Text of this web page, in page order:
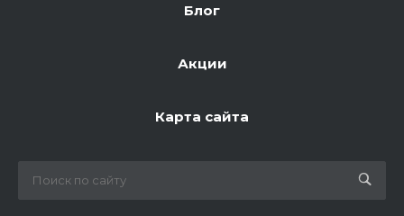
Блог
Акции
Карта сайта